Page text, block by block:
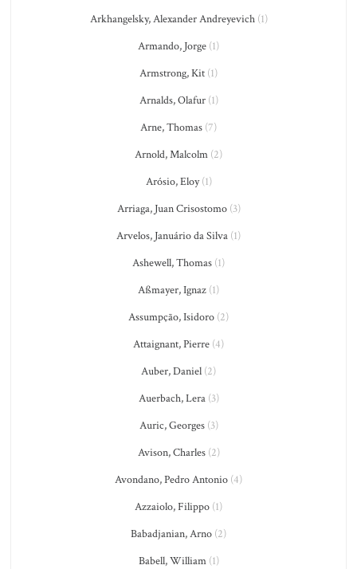
Arkhangelsky, Alexander Andreyevich(1)
Armando, Jorge (1)
Armstrong, Kit (1)
Arnalds, Olafur(1)
Arne, Thomas (7)
Arnold, Malcolm (2)
Arósio, Eloy(1)
Arriaga, Juan Crisostomo(3)
Arvelos, Januário da Silva (1)
Ashewell, Thomas (1)
Aßmayer, Ignaz (1)
Assumpção, Isidoro (2)
Attaignant, Pierre (4)
Auber, Daniel (2)
Auerbach, Lera(3)
Auric, Georges(3)
Avison, Charles(2)
Avondano, Pedro Antonio (4)
Azzaiolo, Filippo (1)
Babadjanian, Arno (2)
Babell, William(1)